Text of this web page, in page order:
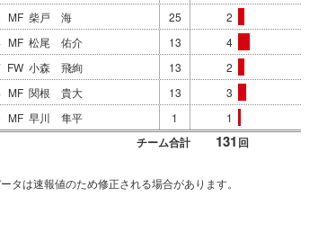
MF 柴戸 海 25
2
MF 松尾 佑介 13
4
FW 小森 飛絢 13
2
MF 関根 貴大 13
3
MF 早川 隼平 1 1
チーム合計 131 回
タは速報値のため修正される場合があります。